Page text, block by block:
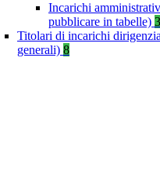
Incarichi
pubblicare in tabelle) 3
Titolari di incarichi
generali) 8